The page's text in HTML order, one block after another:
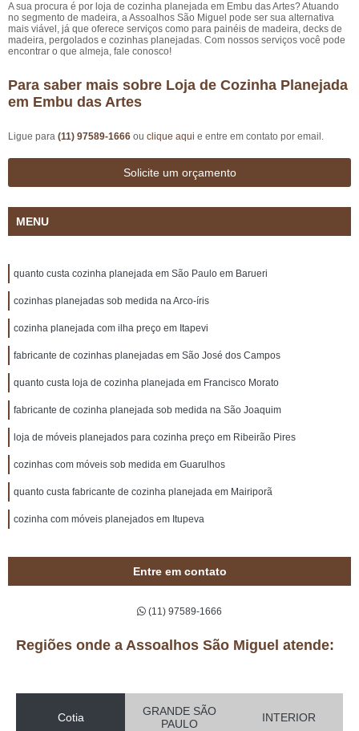
A sua procura é por loja de cozinha planejada em Embu das Artes? Atuando
no segmento de madeira, a Assoalhos São Miguel pode ser sua alternativa
mais viável, já que oferece serviços como para painéis de madeira, decks de
madeira, pergolados e cozinhas planejadas. Com nossos serviços você pode
encontrar o que almeja, fale conosco!
Para saber mais sobre Loja de Cozinha Planejada
em Embu das Artes
Ligue para (11) 97589-1666 ou clique aqui e entre em contato por email.
Solicite um orçamento
MENU
quanto custa cozinha planejada em São Paulo em Barueri
cozinhas planejadas sob medida na Arco-íris
cozinha planejada com ilha preço em Itapevi
fabricante de cozinhas planejadas em São José dos Campos
quanto custa loja de cozinha planejada em Francisco Morato
fabricante de cozinha planejada sob medida na São Joaquim
loja de móveis planejados para cozinha preço em Ribeirão Pires
cozinhas com móveis sob medida em Guarulhos
quanto custa fabricante de cozinha planejada em Mairiporã
cozinha com móveis planejados em Itupeva
Entre em contato
(11) 97589-1666
Regiões onde a Assoalhos São Miguel atende:
Cotia
GRANDE SÃO
PAULO
INTERIOR